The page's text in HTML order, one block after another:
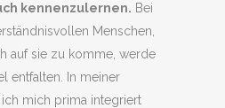
kennenzulernen. Bei
Menschen,
auf sie zu komme, werde
entfalten. In meiner
mich prima integriert